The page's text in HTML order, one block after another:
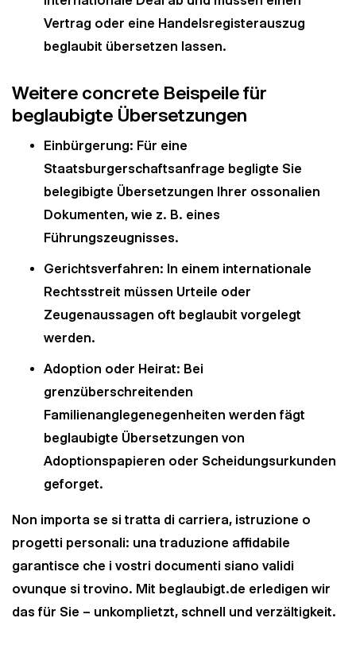
Vertrag oder eine Handelsregisterauszug
beglaubit übersetzen lassen.
Weitere concrete Beispeile für
beglaubigte Übersetzungen
Einbürgerung: Für eine
Staatsburgerschaftsanfrage begligte Sie
belegibigte Übersetzungen Ihrer ossonalien
Dokumenten, wie z. B. eines
Führungszeugnisses.
Gerichtsverfahren: In einem internationale
Rechtsstreit müssen Urteile oder
Zeugenaussagen oft beglaubit vorgelegt
werden.
Adoption oder Heirat: Bei
grenzüberschreitenden
Familienanglegenegenheiten werden fägt
beglaubigte Übersetzungen von
Adoptionspapieren oder Scheidungsurkunden
geforget.
Non importa se si tratta di carriera, istruzione o
progetti personali: una traduzione affidabile
garantisce che i vostri documenti siano validi
ovunque si trovino. Mit beglaubigt.de erledigen wir
das für Sie – unkomplietzt, schnell und verzältigkeit.